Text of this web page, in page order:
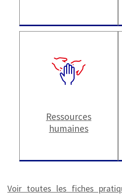
Ressources
humaines
Voir toutes les fiches